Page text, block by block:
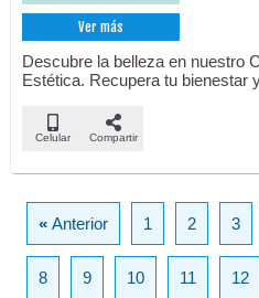
Ver más
Descubre la belleza en nuestro
Estética. Recupera tu bienestar
Celular Compartir
«Anterior 1 2 3
8 9 10 11 12